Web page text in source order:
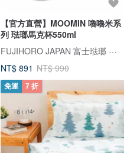
【官方直營】MOOMIN 嚕嚕米系
列 琺瑯馬克杯550ml
FUJIHORO JAPAN 富士琺瑯 台灣
NT$ 891 NT$ 990
免運 7 折